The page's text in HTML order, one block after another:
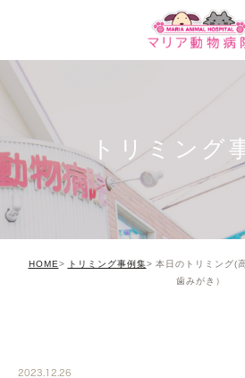
トリミング
HOME トリミング事例集
本日のトリミング(
歯みがき）
2023.12.26